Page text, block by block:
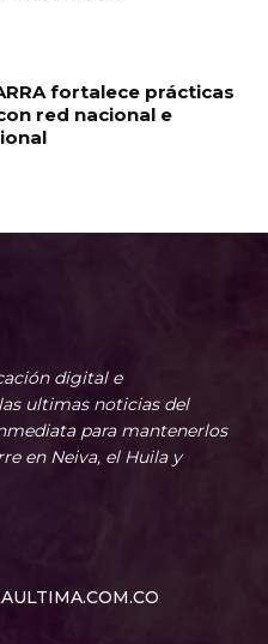
fortalece prácticas
red nacional e
digital e
ultimas noticias del
para mantenerlos
en Neiva, el Huila y